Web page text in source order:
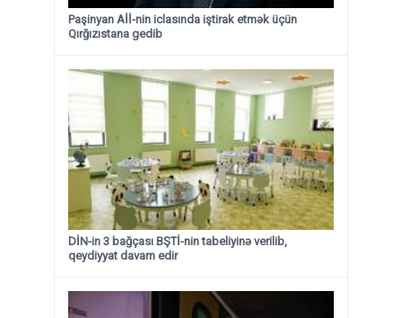
Paşinyan Aİİ-nin iclasında iştirak etmək üçün
Qırğızıstana gedib
DİN-in 3 bağçası BŞTİ-nin tabeliyinə verilib,
qeydiyyat davam edir